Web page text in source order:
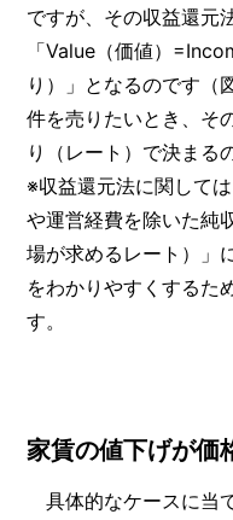
ですが、その収益還元
「Value（価値）
り）」となるのです（
件を売りたいとき、そ
り（レート）で決まる
※収益還元法に関して
や運営経費を除いた純
場が求めるレート）」
をわかりやすくするた
す。
家賃の値下げが価
具体的なケースに当